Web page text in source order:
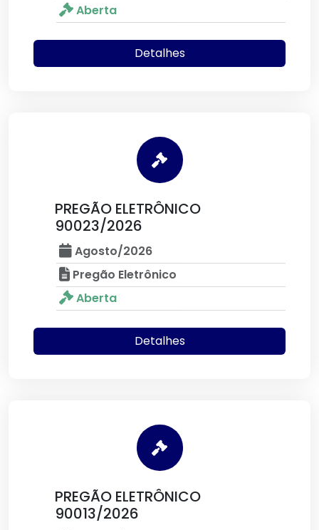
Aberta
Detalhes
PREGÃO ELETRÔNICO
90023/2026
Agosto/2026
Pregão Eletrônico
Aberta
Detalhes
PREGÃO ELETRÔNICO
90013/2026